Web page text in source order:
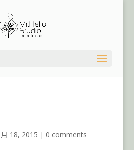
18, 2015 | 0 comments